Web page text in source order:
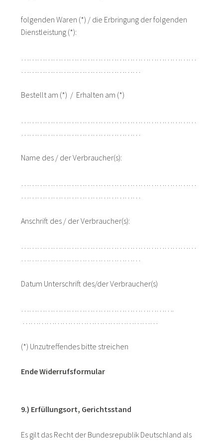
folgenden Waren (*) / die Erbringung der folgenden
Dienstleistung (*):
Bestellt am (*) / Erhalten am (*)
Name des / der Verbraucher(s):
Anschrift des / der Verbraucher(s):
…………………………………………………………
………………………………………
Datum Unterschrift des/der Verbraucher(s)
………………………………………………….
……………………………………………
(*) Unzutreffendes bitte streichen
Ende Widerrufsformular
9.) Erfüllungsort, Gerichtsstand
Es gilt das Recht der Bundesrepublik Deutschland als